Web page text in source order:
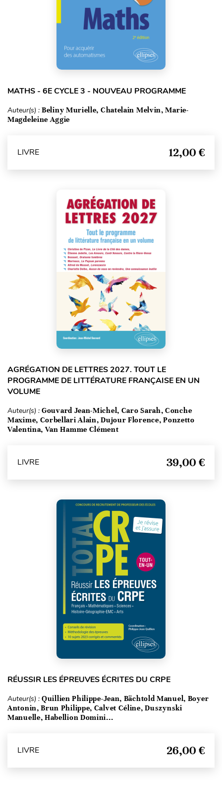
MATHS - 6E CYCLE 3 - NOUVEAU PROGRAMME
Auteur(s) : Beliny Murielle, Chatelain Melvin, Marie-
Magdeleine Aggie
LIVRE 12,00 €
AGRÉGATION DE LETTRES 2027. TOUT LE
PROGRAMME DE LITTÉRATURE FRANÇAISE EN UN
VOLUME
Auteur(s) : Gouvard Jean-Michel, Caro Sarah, Conche
Maxime, Corbellari Alain, Dujour Florence, Ponzetto
Valentina, Van Hamme Clément
LIVRE 39,00 €
RÉUSSIR LES ÉPREUVES ÉCRITES DU CRPE
Auteur(s) : Quillien Philippe-Jean, Bächtold Manuel, Boyer
Antonin, Brun Philippe, Calvet Céline, Duszynski
Manuelle, Habellion Domini...
LIVRE 26,00 €